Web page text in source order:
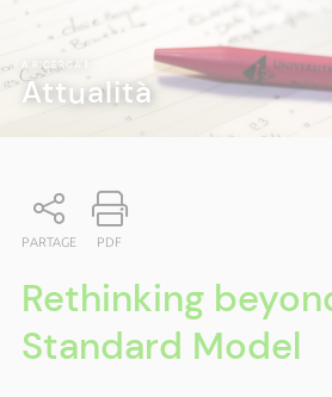
A RICERCA
Attualità
PARTAGE PDF
Rethinking
Standard Model